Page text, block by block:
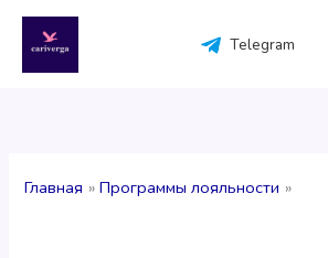
содержимому
Telegram
Главная Программы лояльности